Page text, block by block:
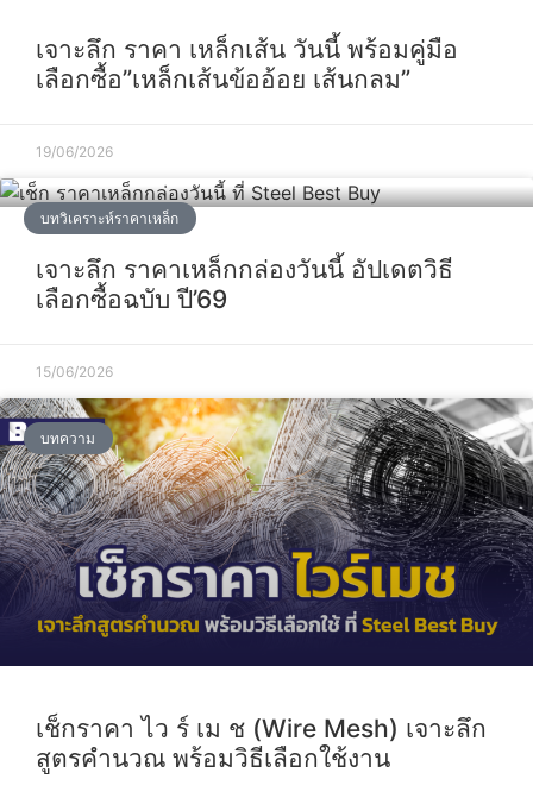
เจาะลึก ราคา เหล็กเส้น วันนี้ พร้อมคู่มือ
เลือกซื้อ”เหล็กเส้นข้ออ้อย เส้นกลม”
19/06/2026
บทวิเคราะห์ราคาเหล็ก
เจาะลึก ราคาเหล็กกล่องวันนี้ อัปเดตวิธี
เลือกซื้อฉบับ ปี’69
15/06/2026
บทความ
เช็กราคา ไว ร์ เม ช (Wire Mesh) เจาะลึก
สูตรคำนวณ พร้อมวิธีเลือกใช้งาน